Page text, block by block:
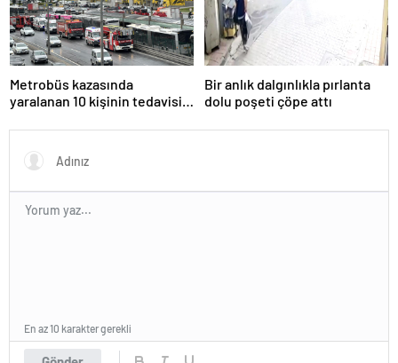
Metrobüs kazasında
yaralanan 10 kişinin tedavisi
Bir anlık dalgınlıkla pırlanta
dolu poşeti çöpe attı
En az 10 karakter gerekli